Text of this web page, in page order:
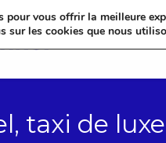
taxi de
pour vous offrir la meilleure
sur les cookies que nous